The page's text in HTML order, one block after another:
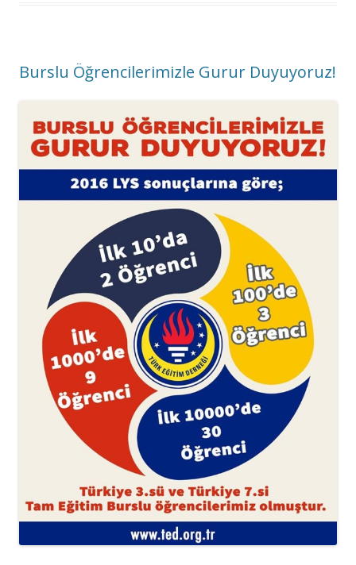
Burslu Öğrencilerimizle Gurur Duyuyoruz!